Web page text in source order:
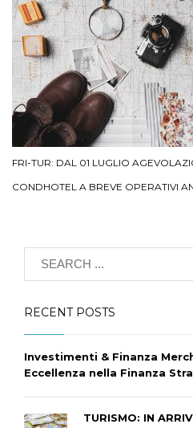
FRI-TUR: DAL 01 LUGLIO
CONDHOTEL A BREVE OPERATIVI
RECENT POSTS
Investimenti & Finanza
Eccellenza nella Finanza
TURISMO: IN